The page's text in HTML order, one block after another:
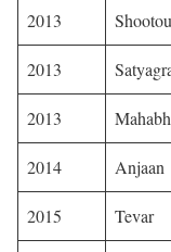
2013
2013
2013
2014 Anjaan
2015 Tevar